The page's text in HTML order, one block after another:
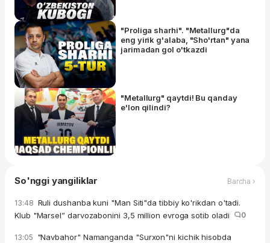
"Proliga sharhi". "Metallurg"da
eng yirik g'alaba, "Sho'rtan" yana
jarimadan gol o'tkazdi
"Metallurg" qaytdi! Bu qanday
e'lon qilindi?
So'nggi yangiliklar Barcha ›
13:48 Ruli dushanba kuni "Man Siti"da tibbiy ko'rikdan o'tadi.
Klub "Marsel” darvozabonini 3,5 million evroga sotib oladi
0
13:05 "Navbahor" Namanganda "Surxon"ni kichik hisobda